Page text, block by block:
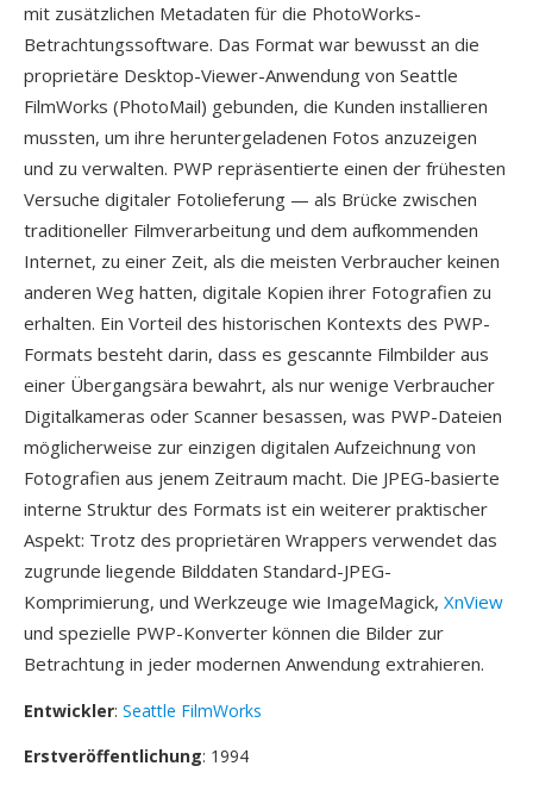
mit zusätzlichen Metadaten für die PhotoWorks-
Betrachtungssoftware. Das Format war bewusst an die
proprietäre Desktop-Viewer-Anwendung von Seattle
FilmWorks (PhotoMail) gebunden, die Kunden installieren
mussten, um ihre heruntergeladenen Fotos anzuzeigen
und zu verwalten. PWP repräsentierte einen der frühesten
Versuche digitaler Fotolieferung — als Brücke zwischen
traditioneller Filmverarbeitung und dem aufkommenden
Internet, zu einer Zeit, als die meisten Verbraucher keinen
anderen Weg hatten, digitale Kopien ihrer Fotografien zu
erhalten. Ein Vorteil des historischen Kontexts des PWP-
Formats besteht darin, dass es gescannte Filmbilder aus
einer Übergangsära bewahrt, als nur wenige Verbraucher
Digitalkameras oder Scanner besassen, was PWP-Dateien
möglicherweise zur einzigen digitalen Aufzeichnung von
Fotografien aus jenem Zeitraum macht. Die JPEG-basierte
interne Struktur des Formats ist ein weiterer praktischer
Aspekt: Trotz des proprietären Wrappers verwendet das
zugrunde liegende Bilddaten Standard-JPEG-
Komprimierung, und Werkzeuge wie ImageMagick, XnView
und spezielle PWP-Konverter können die Bilder zur
Betrachtung in jeder modernen Anwendung extrahieren.
Entwickler: Seattle FilmWorks
Erstveröffentlichung: 1994